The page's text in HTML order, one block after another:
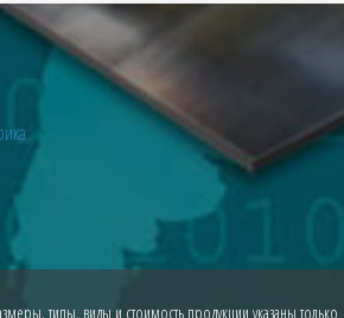
типы, виды и стоимость продукции указаны только